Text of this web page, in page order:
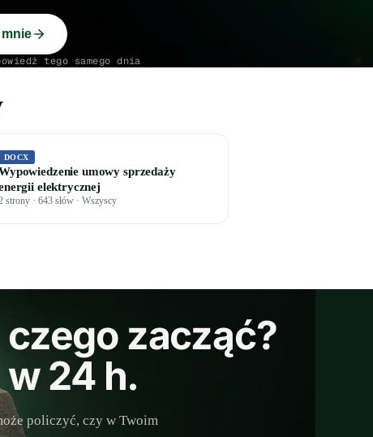
tego samego dnia
DOCX
umowy sprzedaży
elektrycznej
strony · 643 słów · Wszyscy
zacząć?
24 h.
policzyć, czy w Twoim